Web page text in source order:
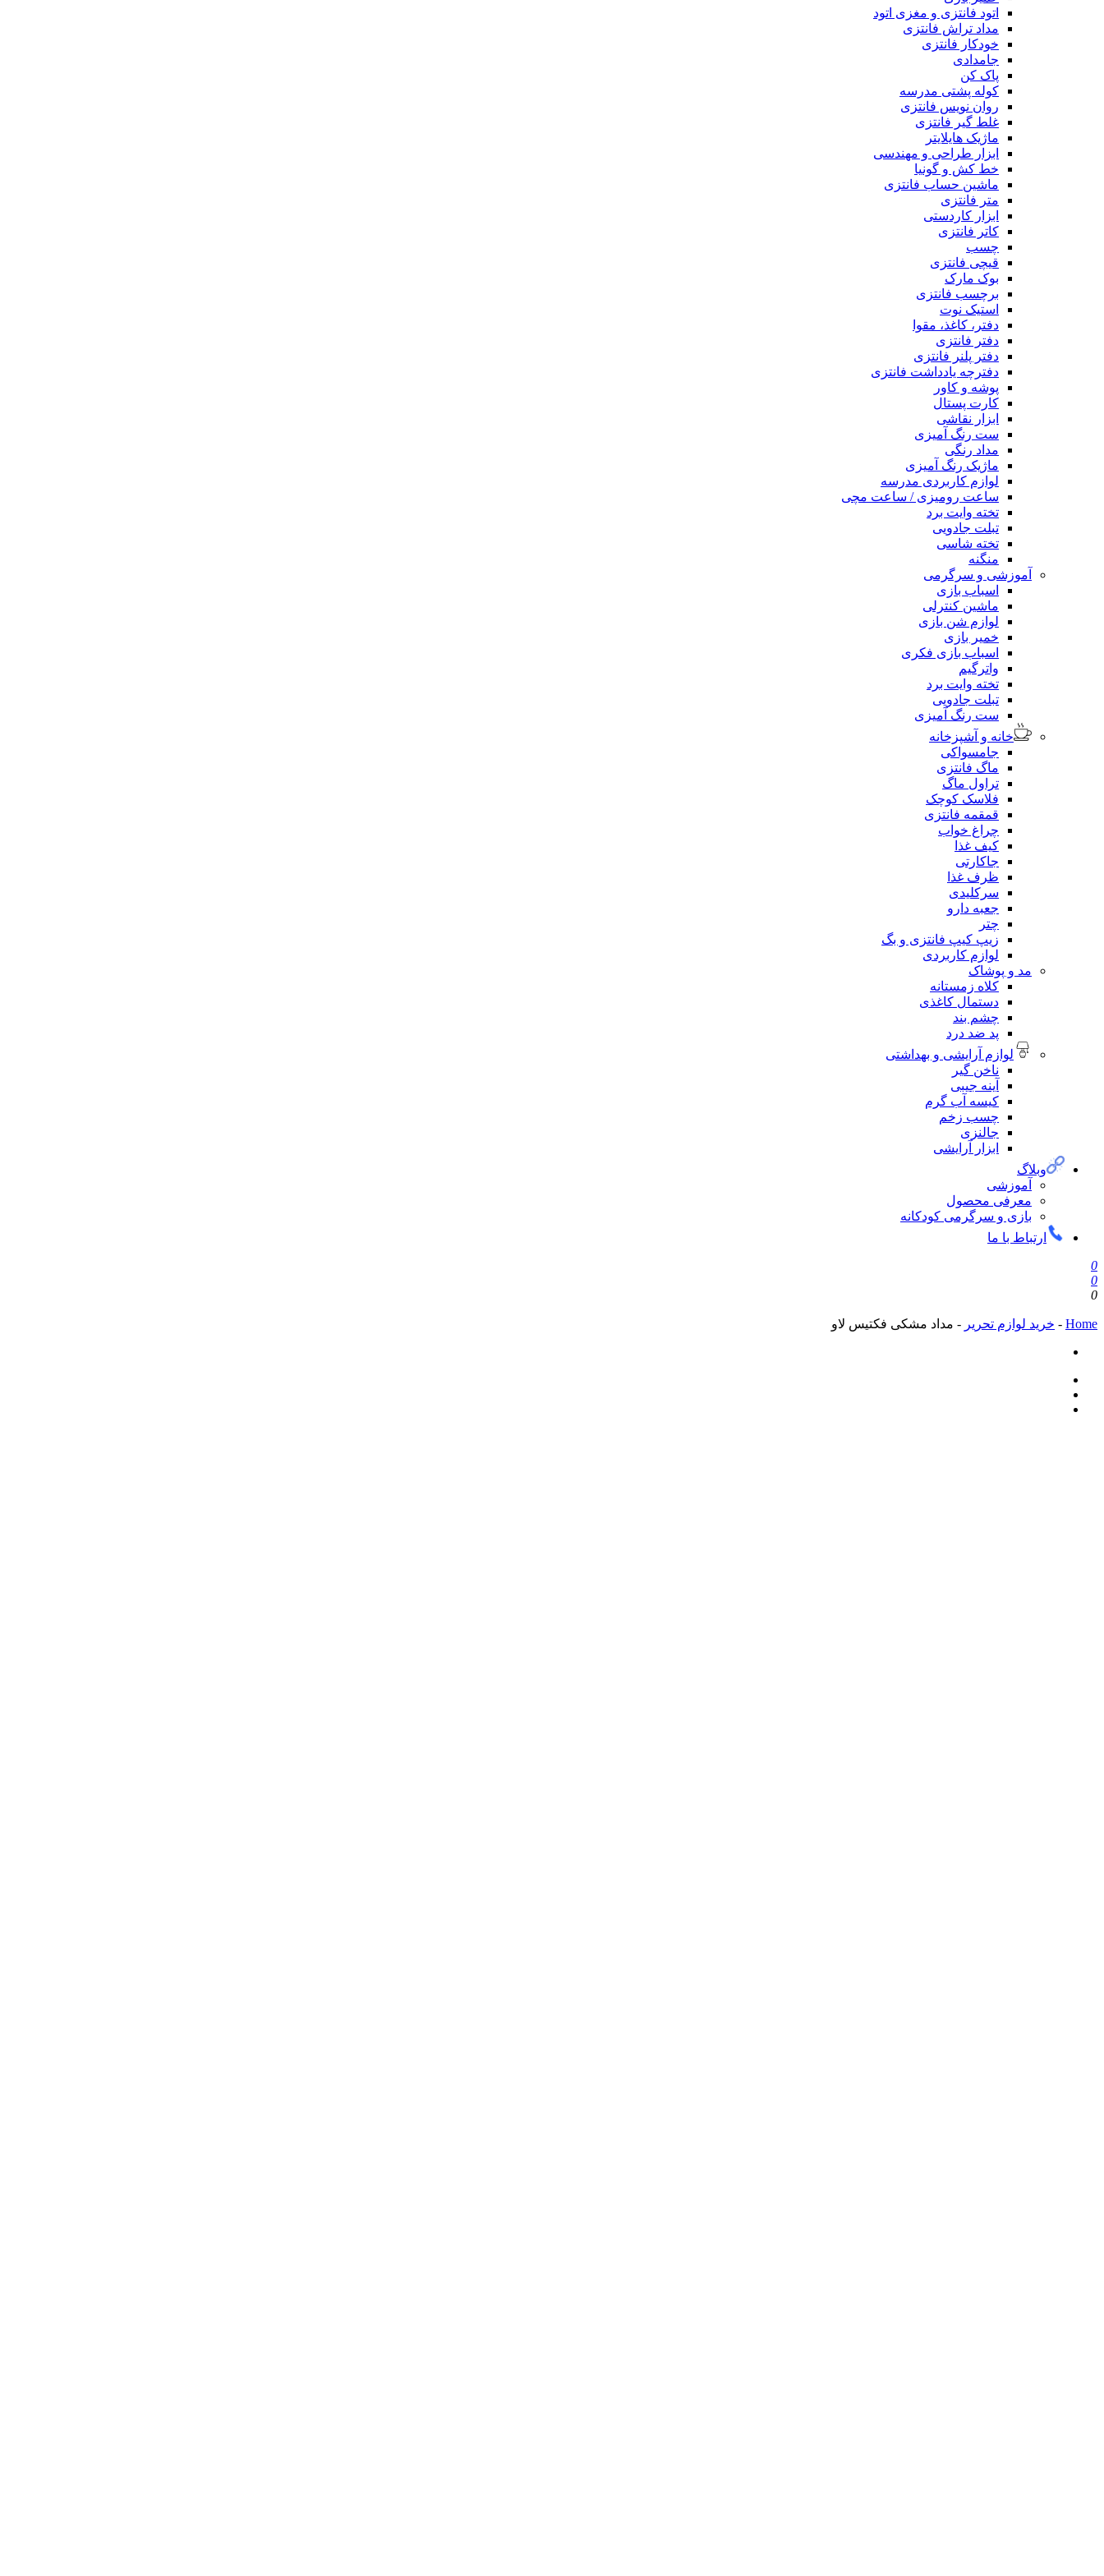
اتود فانتزی و مغزی اتود
مداد تراش فانتزی
خودکار فانتزی
جامدادی
پاک کن
کوله پشتی مدرسه
روان نویس فانتزی
غلط گیر فانتزی
ماژیک هایلایتر
ابزار طراحی و مهندسی
خط کش و گونیا
ماشین حساب فانتزی
متر فانتزی
ابزار کاردستی
کاتر فانتزی
چسب
قیچی فانتزی
بوک مارک
برچسب فانتزی
استیک نوت
دفتر، کاغذ، مقوا
دفتر فانتزی
دفتر پلنر فانتزی
دفترچه یادداشت فانتزی
پوشه و کاور
کارت پستال
ابزار نقاشی
ست رنگ آمیزی
مداد رنگی
ماژیک رنگ آمیزی
لوازم کاربردی مدرسه
ساعت رومیزی / ساعت مچی
تخته وایت برد
تبلت جادویی
تخته شاسی
منگنه
آموزشی و سرگرمی
اسباب بازی
ماشین کنترلی
لوازم شن بازی
خمیر بازی
اسباب بازی فکری
واترگیم
تخته وایت برد
تبلت جادویی
ست رنگ آمیزی
خانه و آشپزخانه
جامسواکی
ماگ فانتزی
تراول ماگ
فلاسک کوچک
قمقمه فانتزی
چراغ خواب
کیف غذا
جاکارتی
ظرف غذا
سرکلیدی
جعبه دارو
چتر
زیپ کیپ فانتزی و بگ
لوازم کاربردی
مد و پوشاک
کلاه زمستانه
دستمال کاغذی
چشم بند
پد ضد درد
لوازم آرایشی و بهداشتی
ناخن گیر
آینه جیبی
کیسه آب گرم
چسب زخم
جالنزی
ابزار آرایشی
وبلاگ
آموزشی
معرفی محصول
بازی و سرگرمی کودکانه
ارتباط با ما
0
0
0
Home
- خرید لوازم تحریر - مداد مشکی فکتیس لاو